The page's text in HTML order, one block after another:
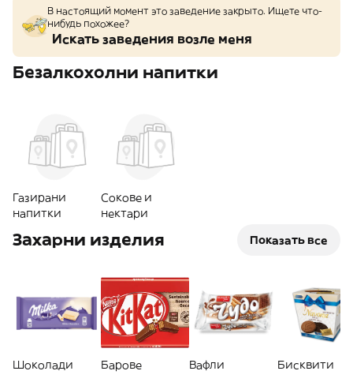
В настоящий момент это заведение закрыто. Ищете что-
нибудь похожее?
Искать заведения возле меня
Безалкохолни напитки
Газирани
напитки
Сокове и
нектари
Захарни изделия Показать все
Шоколади Барове Вафли Бисквити